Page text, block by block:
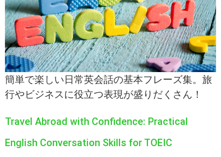
簡単で楽しい日常英会話の基本フレーズ集。旅
行やビジネスに役立つ表現が盛りだくさん！
Travel Abroad with Confidence: Practical
English Conversation Skills for TOEIC